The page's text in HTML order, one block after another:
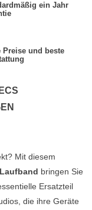
ein Jahr
Preise und beste
Mit diesem
bringen Sie
Ersatzteil
die ihre Geräte